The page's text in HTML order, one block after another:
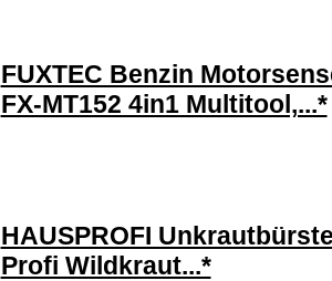
FUXTEC Benzin
FX-MT152 4in1 Multitool,...*
HAUSPROFI Unkrautbürste
Profi Wildkraut...*